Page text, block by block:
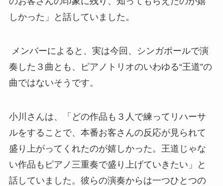
しかった」と話していました。
メンバーによると、 実は今回、シンガポールで演
奏した３曲とも、ピアノトリオのいわゆる“王道”の
曲ではないそうです。
小川さんは、「どの作品も３人で練ってリハーサ
ルをすることで、本番お客さんの反応が見られて
盛り上がってくれたのが嬉しかった。王道じゃな
い作品もピアノ三重奏で盛り上げていきたい」と
話していました。彼らの演奏からは一つひとつの